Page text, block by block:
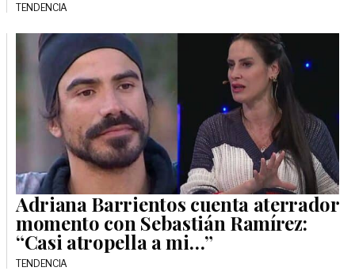
TENDENCIA
Adriana Barrientos cuenta aterrador
momento con Sebastián Ramírez:
“Casi atropella a mi…”
TENDENCIA